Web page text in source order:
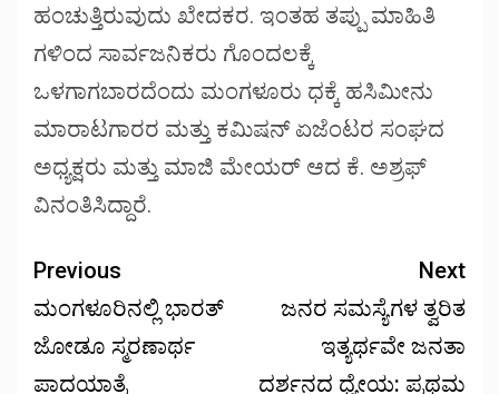
ಹಂಚುತ್ತಿರುವುದು ಖೇದಕರ. ಇಂತಹ ತಪ್ಪು ಮಾಹಿತಿ
ಗಳಿಂದ ಸಾರ್ವಜನಿಕರು ಗೊಂದಲಕ್ಕೆ
ಒಳಗಾಗಬಾರದೆಂದು ಮಂಗಳೂರು ಧಕ್ಕೆ ಹಸಿಮೀನು
ಮಾರಾಟಗಾರರ ಮತ್ತು ಕಮಿಷನ್ ಏಜೆಂಟರ ಸಂಘದ
ಅಧ್ಯಕ್ಷರು ಮತ್ತು ಮಾಜಿ ಮೇಯರ್ ಆದ ಕೆ. ಅಶ್ರಫ್
ವಿನಂತಿಸಿದ್ದಾರೆ.
Previous
ಮಂಗಳೂರಿನಲ್ಲಿ ಭಾರತ್
ಜೋಡೂ ಸ್ಮರಣಾರ್ಥ
ಪಾದಯಾತ್ರೆ
Next
ಜನರ ಸಮಸ್ಯೆಗಳ ತ್ವರಿತ
ಇತ್ಯರ್ಥವೇ ಜನತಾ
ದರ್ಶನದ ಧ್ಯೇಯ: ಪ್ರಥಮ